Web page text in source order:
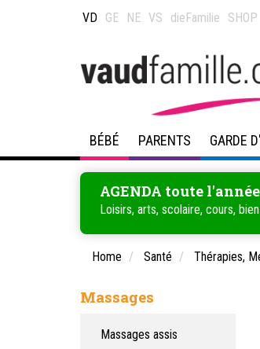
VD GE NE VS dieFamilie SHOP
BÉBÉ PARENTS GARDE
AGENDA toute l'année
Loisirs, arts, scolaire, cours,
Home Santé Thérapies,
Massages
Massages assis